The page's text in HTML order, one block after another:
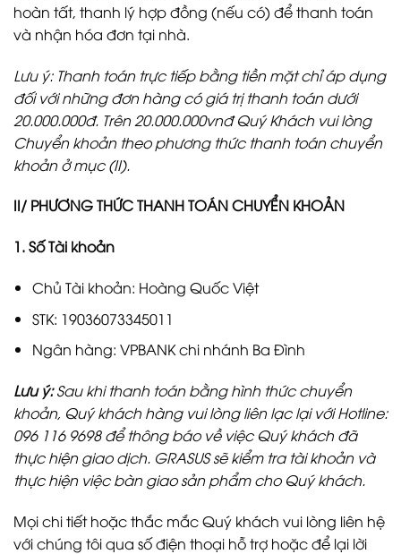
hoàn tất, thanh lý hợp đồng (nếu có) để thanh toán
và nhận hóa đơn tại nhà.
Lưu ý: Thanh toán trực tiếp bằng tiền mặt chỉ áp dụng
đối với những đơn hàng có giá trị thanh toán dưới
20.000.000đ. Trên 20.000.000vnđ Quý Khách vui lòng
Chuyển khoản theo phương thức thanh toán chuyển
khoản ở mục (II).
II/ PHƯƠNG THỨC THANH TOÁN CHUYỂN KHOẢN
1. Số Tài khoản
Chủ Tài khoản: Hoàng Quốc Việt
STK: 19036073345011
Ngân hàng: VPBANK chi nhánh Ba Đình
Lưu ý:Sau khi thanh toán bằng hình thức chuyển
khoản, Quý khách hàng vui lòng liên lạc lại với Hotline:
096 116 9698 để thông báo về việc Quý khách đã
thực hiện giao dịch. GRASUS sẽ kiểm tra tài khoản và
thực hiện việc bàn giao sản phẩm cho Quý khách.
Mọi chi tiết hoặc thắc mắc Quý khách vui lòng liên hệ
với chúng tôi qua số điện thoại hỗ trợ hoặc để lại lời